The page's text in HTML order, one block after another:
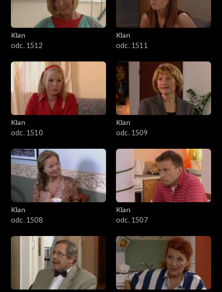
Klan
odc. 1512
Klan
odc. 1511
Klan
odc. 1510
Klan
odc. 1509
Klan
odc. 1508
Klan
odc. 1507